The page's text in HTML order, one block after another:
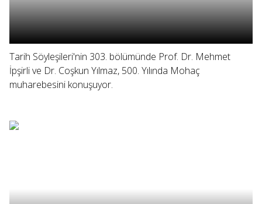
Tarih Söyleşileri'nin 303. bölümünde Prof. Dr. Mehmet
İpşirli ve Dr. Coşkun Yılmaz, 500. Yılında Mohaç
muharebesini konuşuyor.